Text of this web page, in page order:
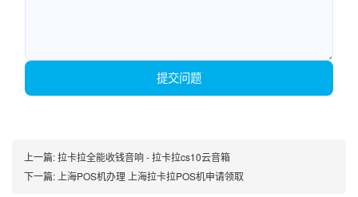
提交问题
上一篇:拉卡拉全能收钱音响 - 拉卡拉cs10云音箱
下一篇: 上海POS机办理 上海拉卡拉POS机申请领取